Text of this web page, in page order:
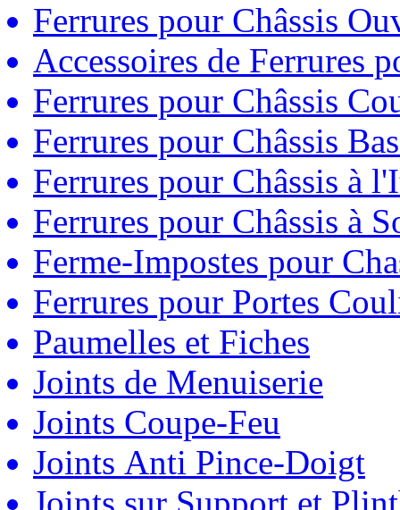
Ferrures pour Châssis
Accessoires de Ferrures
Ferrures pour Châssis
Ferrures pour Châssis
Ferrures pour Châssis à
Ferrures pour Châssis à
Ferme-Impostes pour
Ferrures pour Portes
Paumelles et Fiches
Joints de Menuiserie
Joints Coupe-Feu
Joints Anti Pince-Doigt